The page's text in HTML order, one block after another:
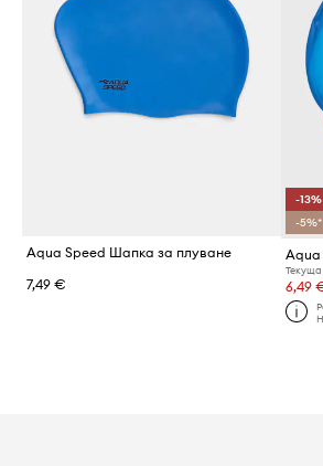
Aqua Speed Шапка за плуване
7,49 €
-13%
-5%*
Aqua
6,49